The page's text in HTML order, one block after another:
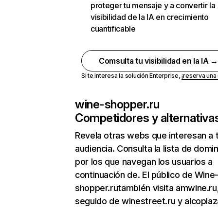
proteger tu mensaje y a convertir la
visibilidad de la IA en crecimiento
cuantificable
Comsulta tu visibilidad en la IA →
Si te interesa la solución Enterprise,¡reserva
wine-shopper.ru
Competidores y
Revela otras webs que interesan a
audiencia. Consulta la lista de
por los que navegan los usuarios a
continuación de. El público de
shopper.rutambién visita
seguido de winestreet.ru y